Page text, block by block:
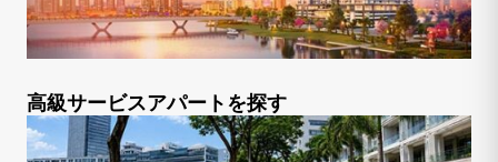
高級サービスアパートを探す